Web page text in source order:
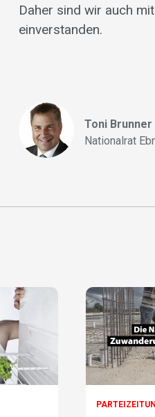
Daher sind wir auch
einverstanden.
Toni Brunner
Nationalrat